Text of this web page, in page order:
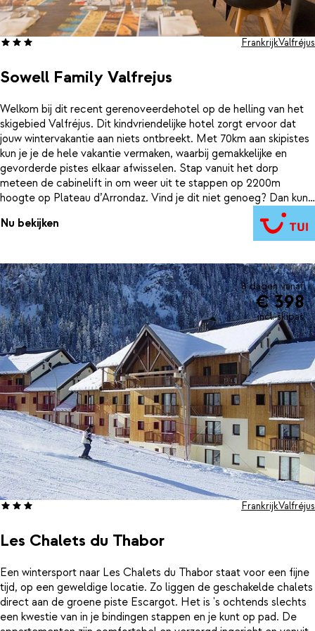
Sowell Family Valfrejus
FrankrijkValfréjus
Welkom bij dit recent gerenoveerdehotel op de helling van het
skigebied Valfréjus. Dit kindvriendelijke hotel zorgt ervoor dat
jouw wintervakantie aan niets ontbreekt. Met 70km aan skipistes
kun je je de hele vakantie vermaken, waarbij gemakkelijke en
gevorderde pistes elkaar afwisselen. Stap vanuit het dorp
meteen de cabinelift in om weer uit te stappen op 2200m
hoogte op Plateau d’Arrondaz. Vind je dit niet genoeg? Dan kun
je verder met een stoeltjeslift naar 2737m hoogte naar Punta
Bagna en vanuit daar je route bepalen. Na een heerlijke dag in de
bergen is het hotel er voor je om heerlijk te ontspannen in
van een lekkere maaltijd.
Nu bekijken
8 dagen vanaf
€ 398
incl. skipas
Les Chalets du Thabor
FrankrijkValfréjus
Een wintersport naar Les Chalets du Thabor staat voor een fijne
tijd, op een geweldige locatie. Zo liggen de geschakelde chalets
direct aan de groene piste Escargot. Het is 's ochtends slechts
een kwestie van in je bindingen stappen en je kunt op pad. De